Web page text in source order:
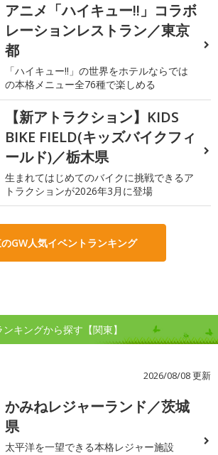
アニメ「ハイキュー!!」コラボ
レーションレストラン／東京
都
「ハイキュー!!」の世界をホテルならでは
の本格メニュー全76種で楽しめる
【新アトラクション】KIDS
BIKE FIELD(キッズバイクフィ
ールド)／栃木県
生まれてはじめてのバイクに挑戦できるア
トラクションが2026年3月に登場
GW人気イベントランキング
キングから探す【関東】
2026/08/08 更新
かみねレジャーランド／茨城
県
太平洋を一望できる本格レジャー施設